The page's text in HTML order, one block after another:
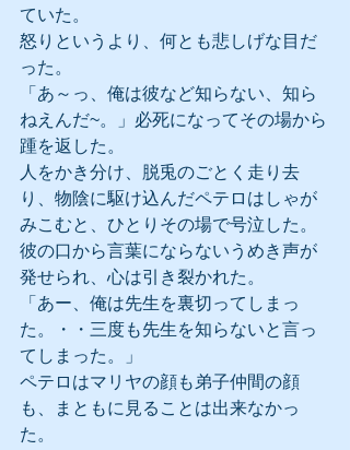
ていた。
怒りというより、何とも悲しげな目だ
った。
「あ～っ、俺は彼など知らない、知ら
ねえんだ~。」必死になってその場から
踵を返した。
人をかき分け、脱兎のごとく走り去
り、物陰に駆け込んだペテロはしゃが
みこむと、ひとりその場で号泣した。
彼の口から言葉にならないうめき声が
発せられ、心は引き裂かれた。
「あー、俺は先生を裏切ってしまっ
た。・・三度も先生を知らないと言っ
てしまった。」
ペテロはマリヤの顔も弟子仲間の顔
も、まともに見ることは出来なかっ
た。